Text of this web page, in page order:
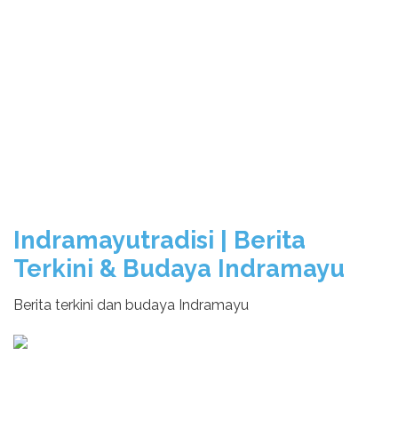
Indramayutradisi | Berita
Terkini & Budaya Indramayu
Berita terkini dan budaya Indramayu